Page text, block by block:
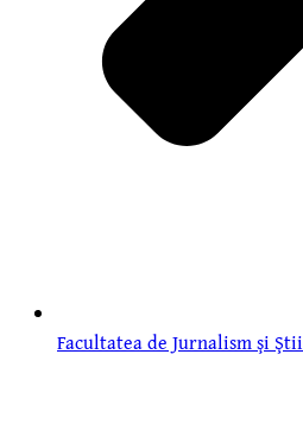
Facultatea de Jurnalism şi